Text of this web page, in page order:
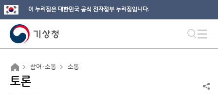
이 누리집은 대한민국 공식 전자정부 누리집입니다.
참여·소통 소통
토론